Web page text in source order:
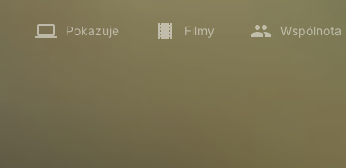
Pokazuje Filmy Wspólnota